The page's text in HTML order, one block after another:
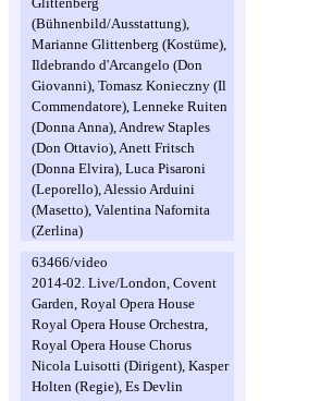
(Bühnenbild/Ausstattung),
Marianne Glittenberg (Kostüme),
Ildebrando d'Arcangelo (Don
Giovanni), Tomasz Konieczny (Il
Commendatore), Lenneke Ruiten
(Donna Anna), Andrew Staples
(Don Ottavio), Anett Fritsch
(Donna Elvira), Luca Pisaroni
(Leporello), Alessio Arduini
(Masetto), Valentina Nafornita
(Zerlina)
63466/video
2014-02. Live/London, Covent
Garden, Royal Opera House
Royal Opera House Orchestra,
Royal Opera House Chorus
Nicola Luisotti (Dirigent), Kasper
Holten (Regie), Es Devlin